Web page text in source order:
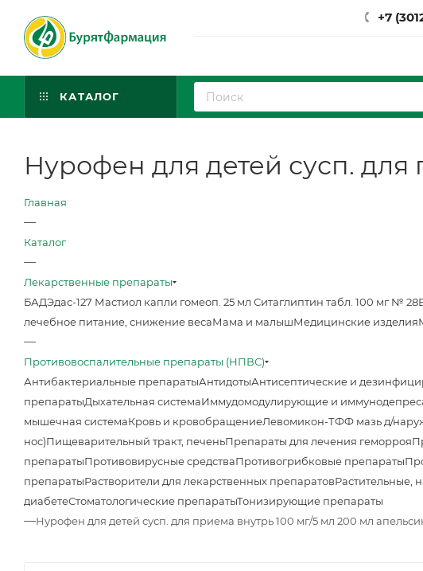
+7
КАТАЛОГ
Нурофен для детей сусп.
Главная
—
Каталог
—
Лекарственные препараты
БАДЭдас-127 Мастиол капли гомеоп. 25 мл Ситаглиптин табл. 100 мг № 28
лечебное питание, снижение весаМама и малышМедицинские изделия
—
Противовоспалительные препараты (НПВС)
Антибактериальные препаратыАнтидотыАнтисептические и
препаратыДыхательная системаИммудомодулирующие и
мышечная системаКровь и кровобращениеЛевомикон-ТФФ мазь д/
нос)Пищеварительный тракт, печеньПрепараты для лечения геморроя
препаратыПротивовирусные средстваПротивогрибковые препараты
препаратыРастворители для лекарственных препаратовРастительные,
диабетеСтоматологические препаратыТонизирующие препараты
—Нурофен для детей сусп. для приема внутрь 100 мг/5 мл 200 мл